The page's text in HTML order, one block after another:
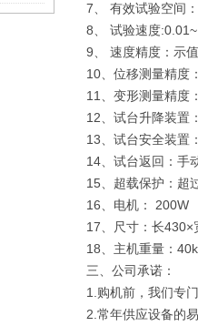
7、 有效试验空间
8、 试验速度
9、 速度精度：示
10、位移测量精度
11、变形测量精度
12、试台升降装置
13、试台安全装置
14、试台返回：手
15、超载保护：超
16、电机： 200W
17、尺寸：长
18、主机重量：
三、公司承诺：
1.购机前，我们专
2.常年供应设备的